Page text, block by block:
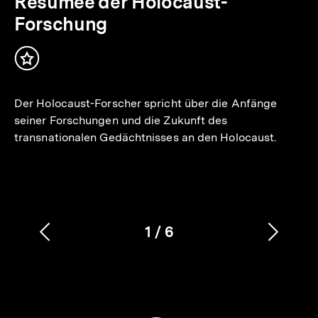
Forschung
Inhalt
Der Holocaust-Forscher spricht über die Anfänge
seiner Forschungen und die Zukunft des
transnationalen Gedächtnisses an den Holocaust.
Karussellinhalt
1
von
/ 6
Vorherigen